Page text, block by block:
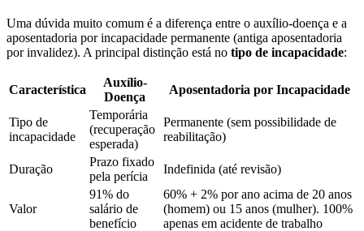
Uma dúvida muito comum é a diferença entre o auxílio-doença e a
aposentadoria por incapacidade permanente (antiga aposentadoria
por invalidez). A principal distinção está no tipo de incapacidade:
Característica
Auxílio-
Doença
Aposentadoria por Incapacidade
Tipo de
incapacidade
Temporária
(recuperação
esperada)
Permanente (sem possibilidade de
reabilitação)
Duração
Prazo fixado
pela perícia
Indefinida (até revisão)
Valor
91% do
salário de
benefício
60% + 2% por ano acima de 20 anos
(homem) ou 15 anos (mulher). 100%
apenas em acidente de trabalho